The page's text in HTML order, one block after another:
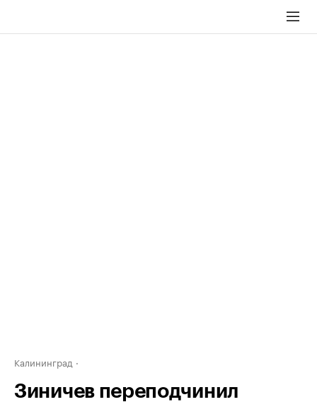
Калининград
Зиничев переподчинил